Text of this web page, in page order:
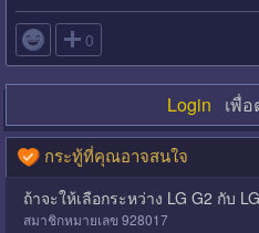
 0
Login เพื่
กระทู้ที่คุณอาจสนใจ
ถ้าจะให้เลือกระหว่าง LG G2 กับ
สมาชิกหมายเลข 928017